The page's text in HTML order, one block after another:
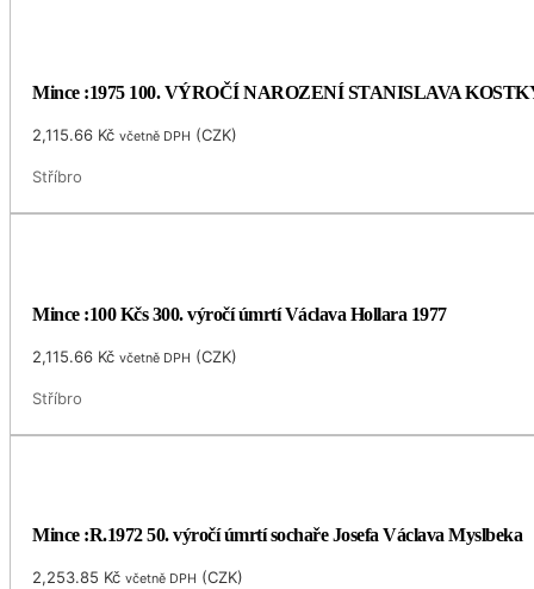
Mince :1975 100. VÝROČÍ NAROZENÍ STANISLAVA
2,115.66 Kč včetně DPH (CZK)
Stříbro
Mince :100 Kčs 300. výročí úmrtí Václava Hollara 1977
2,115.66 Kč včetně DPH (CZK)
Stříbro
Mince :R.1972 50. výročí úmrtí sochaře Josefa Václava Myslbeka
2,253.85 Kč včetně DPH (CZK)